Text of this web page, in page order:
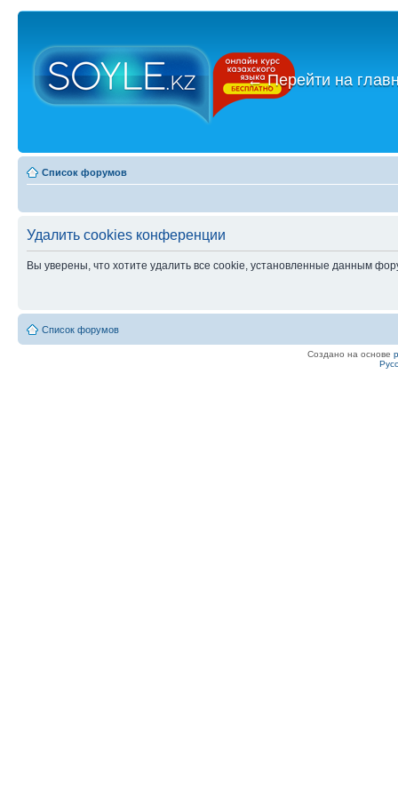
←Перейти на
Список форумов
Удалить cookies конференции
Вы уверены, что хотите удалить все cookie, установленные данным
Список форумов
Создано на основе